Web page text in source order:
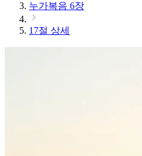
누가복음 6장
17절 상세